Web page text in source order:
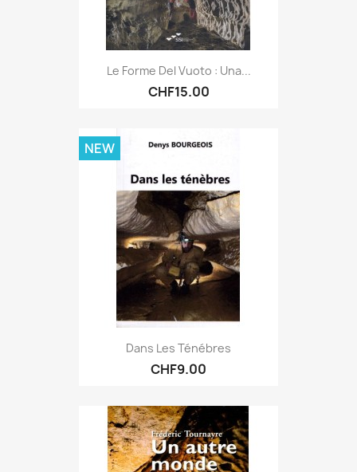
Le Forme Del Vuoto : Una...
CHF15.00
Dans Les Ténébres
CHF9.00
NEW